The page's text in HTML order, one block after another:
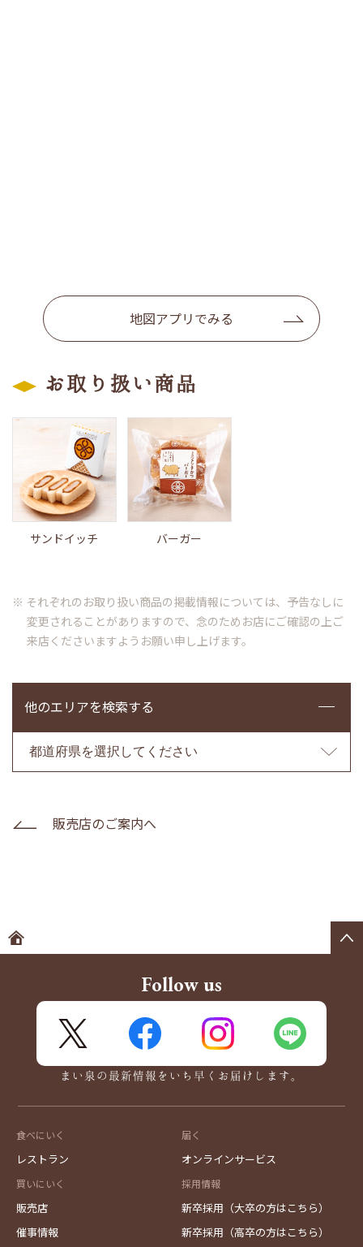
地図アプリでみる
お取り扱い商品
サンドイッチ バーガー
※ それぞれのお取り扱い商品の掲載情報については、予告なしに
変更されることがありますので、念のためお店にご確認の上ご
来店くださいますようお願い申し上げます。
他のエリアを検索する
販売店のご案内へ
Follow us
FaceBook Instagram
まい泉の最新情報をいち早くお届けします。
食べにいく
レストラン
買いにいく
販売店
催事情報
届く
オンラインサービス
採用情報
新卒採用（大卒の方はこちら）
新卒採用（高卒の方はこちら）